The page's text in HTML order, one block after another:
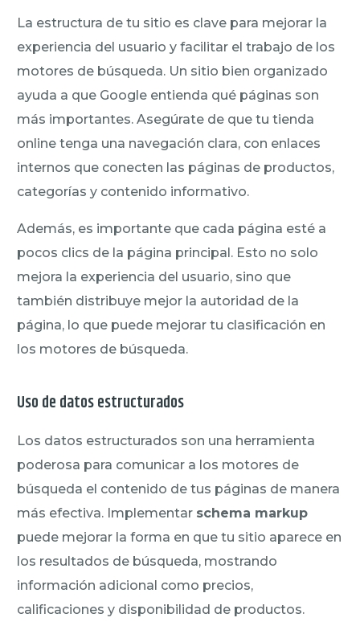
La estructura de tu sitio es clave para mejorar la
experiencia del usuario y facilitar el trabajo de los
motores de búsqueda. Un sitio bien organizado
ayuda a que Google entienda qué páginas son
más importantes. Asegúrate de que tu tienda
online tenga una navegación clara, con enlaces
internos que conecten las páginas de productos,
categorías y contenido informativo.
Además, es importante que cada página esté a
pocos clics de la página principal. Esto no solo
mejora la experiencia del usuario, sino que
también distribuye mejor la autoridad de la
página, lo que puede mejorar tu clasificación en
los motores de búsqueda.
Uso de datos estructurados
Los datos estructurados son una herramienta
poderosa para comunicar a los motores de
búsqueda el contenido de tus páginas de manera
más efectiva. Implementar schema markup
puede mejorar la forma en que tu sitio aparece en
los resultados de búsqueda, mostrando
información adicional como precios,
calificaciones y disponibilidad de productos.